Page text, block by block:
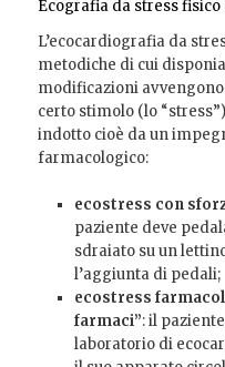
Ecografia da stress
L’ecocardiografia da
metodiche di cui
modificazioni
certo stimolo (lo
indotto cioè da un
farmacologico:
ecostress con
paziente deve
sdraiato su un
l’aggiunta di pedali;
ecostress
farmaci”: il
laboratorio di